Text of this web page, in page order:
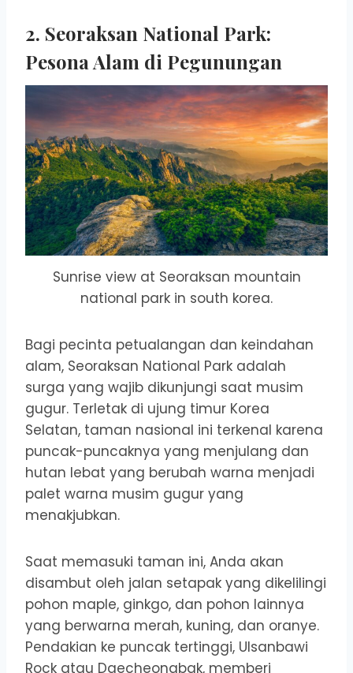
2. Seoraksan National Park:
Pesona Alam di Pegunungan
Sunrise view at Seoraksan mountain
national park in south korea.
Bagi pecinta petualangan dan keindahan
alam, Seoraksan National Park adalah
surga yang wajib dikunjungi saat musim
gugur. Terletak di ujung timur Korea
Selatan, taman nasional ini terkenal karena
puncak-puncaknya yang menjulang dan
hutan lebat yang berubah warna menjadi
palet warna musim gugur yang
menakjubkan.
Saat memasuki taman ini, Anda akan
disambut oleh jalan setapak yang dikelilingi
pohon maple, ginkgo, dan pohon lainnya
yang berwarna merah, kuning, dan oranye.
Pendakian ke puncak tertinggi, Ulsanbawi
Rock atau Daecheongbak, memberi